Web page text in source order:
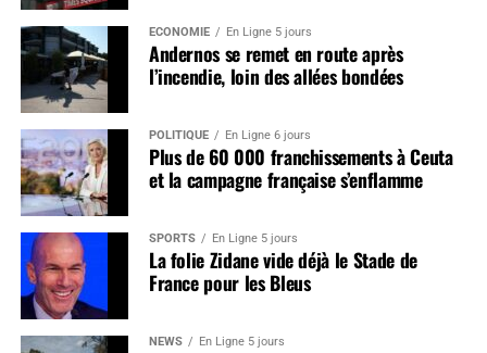
ÉCONOMIE En Ligne 5 jours
Andernos se remet en route après
l’incendie, loin des allées bondées
POLITIQUE En Ligne 6 jours
Plus de 60 000 franchissements à Ceuta
et la campagne française s’enflamme
SPORTS En Ligne 5 jours
La folie Zidane vide déjà le Stade de
France pour les Bleus
NEWS En Ligne 5 jours